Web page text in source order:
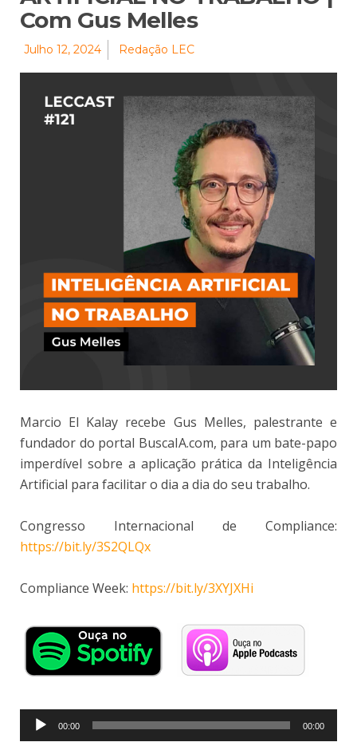
Com Gus Melles
Julho 12, 2024 Redação LEC
Marcio El Kalay recebe Gus Melles, palestrante e
fundador do portal BuscaIA.com, para um bate-papo
imperdível sobre a aplicação prática da Inteligência
Artificial para facilitar o dia a dia do seu trabalho.
Congresso Internacional de Compliance:
https://bit.ly/3S2QLQx
Compliance Week: https://bit.ly/3XYJXHi
Tocador
de
00:00 00:00